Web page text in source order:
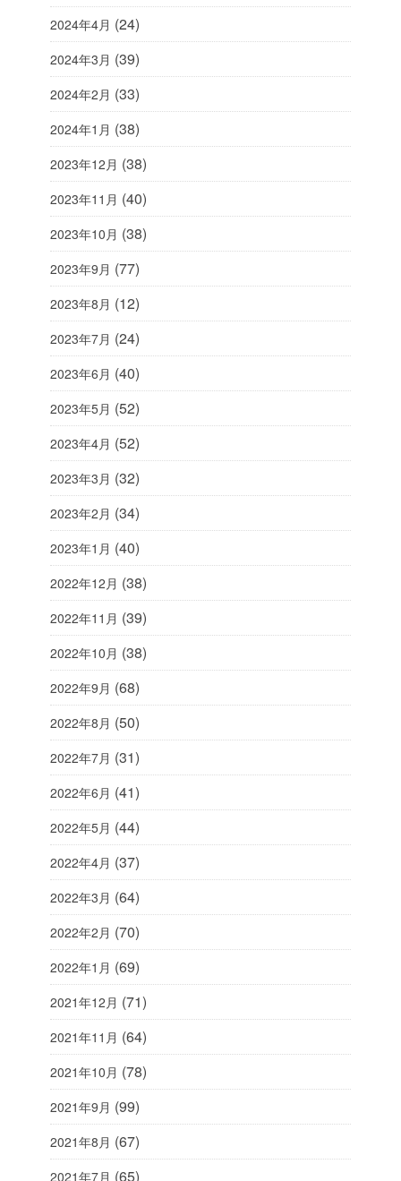
2024年4月 (24)
2024年3月 (39)
2024年2月 (33)
2024年1月 (38)
2023年12月 (38)
2023年11月 (40)
2023年10月 (38)
2023年9月 (77)
2023年8月 (12)
2023年7月 (24)
2023年6月 (40)
2023年5月 (52)
2023年4月 (52)
2023年3月 (32)
2023年2月 (34)
2023年1月 (40)
2022年12月 (38)
2022年11月 (39)
2022年10月 (38)
2022年9月 (68)
2022年8月 (50)
2022年7月 (31)
2022年6月 (41)
2022年5月 (44)
2022年4月 (37)
2022年3月 (64)
2022年2月 (70)
2022年1月 (69)
2021年12月 (71)
2021年11月 (64)
2021年10月 (78)
2021年9月 (99)
2021年8月 (67)
2021年7月 (65)